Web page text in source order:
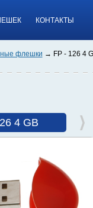
КОНТАКТЫ
флешки FP - 126 4
4 GB